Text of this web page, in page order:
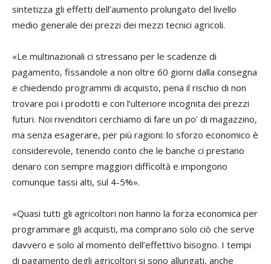
sintetizza gli effetti dell’aumento prolungato del livello
medio generale dei prezzi dei mezzi tecnici agricoli.
«Le multinazionali ci stressano per le scadenze di
pagamento, fissandole a non oltre 60 giorni dalla consegna
e chiedendo programmi di acquisto, pena il rischio di non
trovare poi i prodotti e con l’ulteriore incognita dei prezzi
futuri. Noi rivenditori cerchiamo di fare un po’ di magazzino,
ma senza esagerare, per più ragioni: lo sforzo economico è
considerevole, tenendo conto che le banche ci prestano
denaro con sempre maggiori difficoltà e impongono
comunque tassi alti, sul 4-5%».
«Quasi tutti gli agricoltori non hanno la forza economica per
programmare gli acquisti, ma comprano solo ciò che serve
davvero e solo al momento dell’effettivo bisogno. I tempi
di pagamento degli agricoltori si sono allungati, anche